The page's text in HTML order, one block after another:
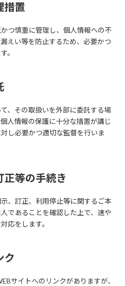
措置
つ慎重に管理し、個人情報への不
えい等を防止するため、必要かつ
。
、その取扱いを外部に委託する場
人情報の保護に十分な措置が講じ
し必要かつ適切な監督を行いま
正等の手続き
、訂正、利用停止等に関するご本
であることを確認した上で、速や
応をします。
ク
サイトへのリンクがありますが、